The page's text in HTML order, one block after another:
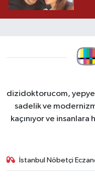
dizidoktorucom,
sadelik ve
kaçınıyor ve
İstanbul Nöbetçi